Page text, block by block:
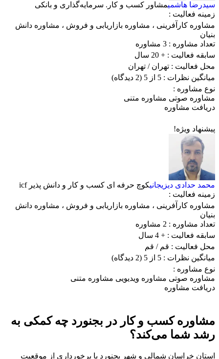
سیدرضا هاشمیمشاور کسب و کار. سرمایه‌گذاری و بانکی
زمینه فعالیت :
مشاوره کارآفرینی ، مشاوره بازاریابی و فروش ، مشاوره دانش
بنیان
تعداد مشاوره : 3 مشاوره
سابقه فعالیت : + 20 سال
محل فعالیت : تهران/ تهران
میانگین نظرات : 5 از 5
(2 دیدگاه)
نوع مشاوره :
مشاوره صوتی مشاوره متنی
دریافت مشاوره
پیشنهاد ویژه!
محمد حدادی دیزیجانیکوچ حرفه ای کسب و کار و دانش پذیر icf
زمینه فعالیت :
مشاوره کارآفرینی ، مشاوره بازاریابی و فروش ، مشاوره دانش
بنیان
تعداد مشاوره : 2 مشاوره
سابقه فعالیت : + 4 سال
محل فعالیت : قم/ قم
میانگین نظرات : 5 از 5
(2 دیدگاه)
نوع مشاوره :
مشاوره صوتی مشاوره ویدیویی مشاوره متنی
دریافت مشاوره
مشاوره کسب و کار در بجنورد چه کمکی به
رشد شما می‌کند؟
استان خراسان شمالی و شهر بجنورد با برخورداری از موقعیت